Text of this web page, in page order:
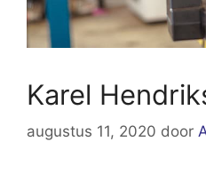
Karel
augustus 11, 2020 door